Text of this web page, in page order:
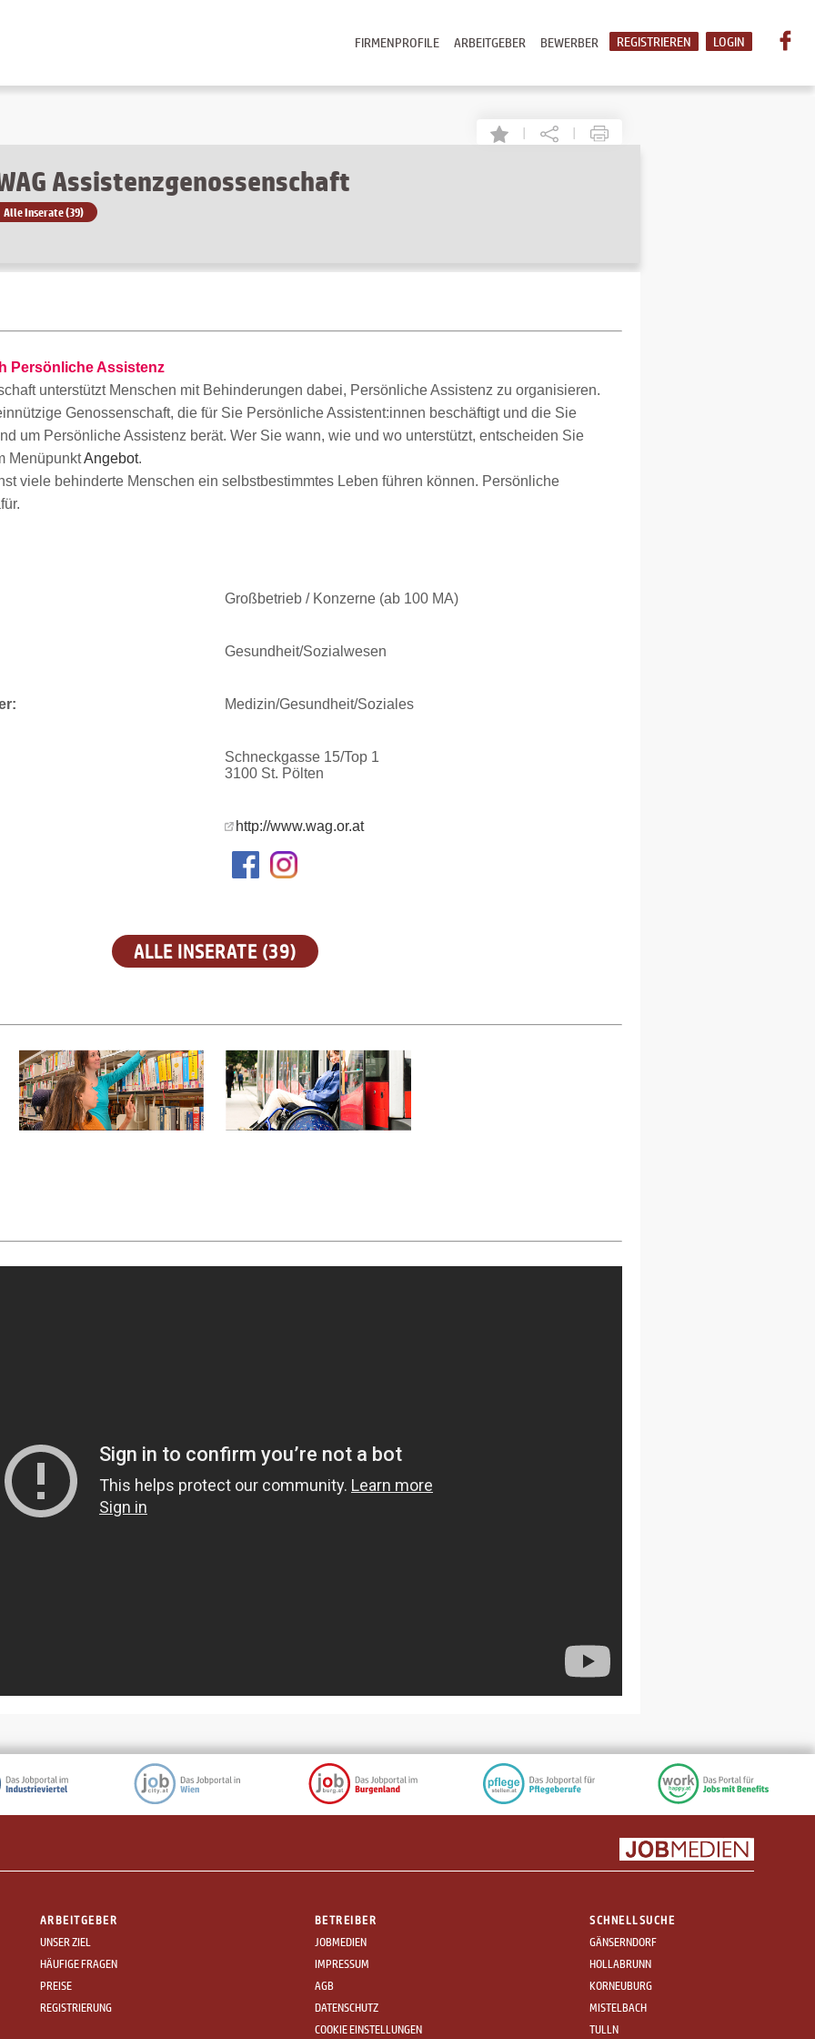
LOGIN
REGISTRIEREN
BEWERBER
ARBEITGEBER
FIRMENPROFILE
| |
Assistenzgenossenschaft
Alle Inserate (39)
Persönliche Assistenz
unterstützt Menschen mit Behinderungen dabei, Persönliche Assistenz zu organisieren.
Genossenschaft, die für Sie Persönliche Assistent:innen beschäftigt und die Sie
um Persönliche Assistenz berät. Wer Sie wann, wie und wo unterstützt, entscheiden Sie
MenüpunktAngebot.
viele behinderte Menschen ein selbstbestimmtes Leben führen können. Persönliche
Großbetrieb / Konzerne (ab 100 MA)
Gesundheit/Sozialwesen
Medizin/Gesundheit/Soziales
Schneckgasse 15/Top 1
3100 St. Pölten
http://www.wag.or.at
ALLE INSERATE (39)
ARBEITGEBER
UNSER ZIEL
HÄUFIGE FRAGEN
PREISE
REGISTRIERUNG
BETREIBER
JOBMEDIEN
IMPRESSUM
AGB
DATENSCHUTZ
COOKIE EINSTELLUNGEN
SCHNELLSUCHE
GÄNSERNDORF
HOLLABRUNN
KORNEUBURG
MISTELBACH
TULLN